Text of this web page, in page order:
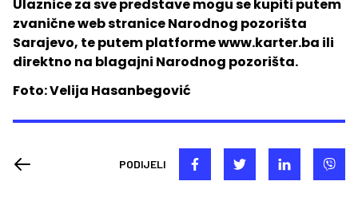
Ulaznice za sve predstave mogu se kupiti putem
zvanične web stranice Narodnog pozorišta
Sarajevo, te putem platforme www.karter.ba ili
direktno na blagajni Narodnog pozorišta.
Foto: Velija Hasanbegović
PODIJELI